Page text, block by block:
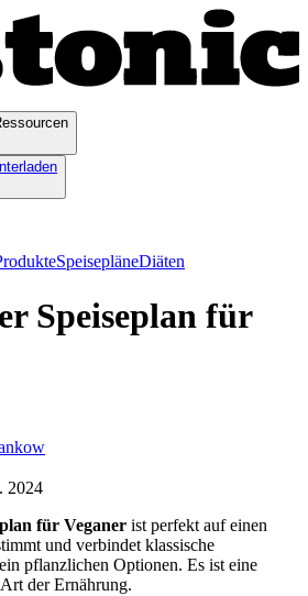
SpeisepläneDiäten
Speiseplan für
2024
für Veganer ist perfekt auf einen
und verbindet klassische
pflanzlichen Optionen. Es ist eine
der Ernährung.